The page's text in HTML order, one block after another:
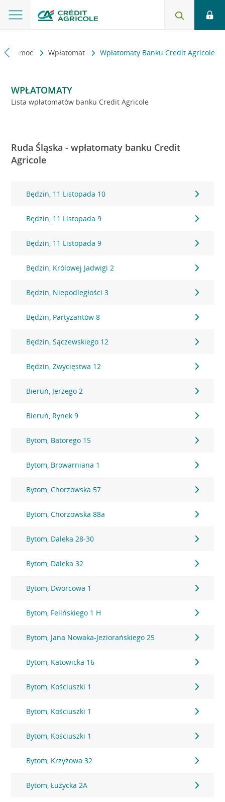
i pomoc Wpłatomat Wpłatomaty Banku Credit Agricole
WPŁATOMATY
Lista wpłatomatów banku Credit Agricole
Ruda Śląska - wpłatomaty banku Credit
Agricole
Będzin, 11 Listopada 10
Będzin, 11 Listopada 9
Będzin, 11 Listopada 9
Będzin, Królowej Jadwigi 2
Będzin, Niepodległości 3
Będzin, Partyzantów 8
Będzin, Sączewskiego 12
Będzin, Zwycięstwa 12
Bieruń, Jerzego 2
Bieruń, Rynek 9
Bytom, Batorego 15
Bytom, Browarniana 1
Bytom, Chorzowska 57
Bytom, Chorzowska 88a
Bytom, Daleka 28-30
Bytom, Daleka 32
Bytom, Dworcowa 1
Bytom, Felińskiego 1 H
Bytom, Jana Nowaka-Jeziorańskiego 25
Bytom, Katowicka 16
Bytom, Kościuszki 1
Bytom, Kościuszki 1
Bytom, Kościuszki 1
Bytom, Krzyżowa 32
Bytom, Łużycka 2A